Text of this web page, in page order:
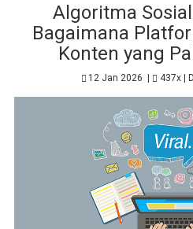
Algoritma
Bagaimana
Konten yang
12 Jan 2026 437x |